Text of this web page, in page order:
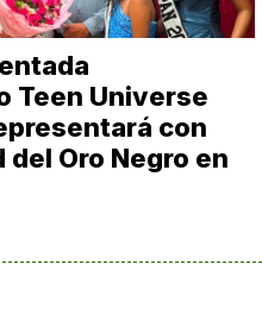
Teen Universe
con
del Oro Negro en